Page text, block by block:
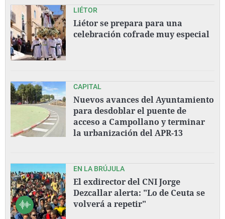
LIÉTOR
Liétor se prepara para una
celebración cofrade muy especial
CAPITAL
Nuevos avances del Ayuntamiento
para desdoblar el puente de
acceso a Campollano y terminar
la urbanización del APR-13
EN LA BRÚJULA
El exdirector del CNI Jorge
Dezcallar alerta: "Lo de Ceuta se
volverá a repetir"